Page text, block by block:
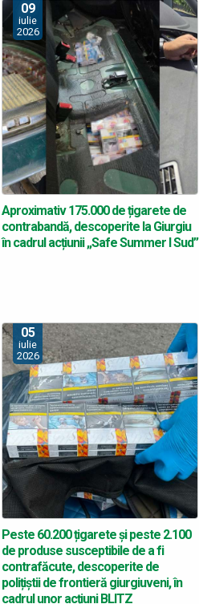
09
iulie
2026
Aproximativ 175.000 de țigarete de
contrabandă, descoperite la Giurgiu
în cadrul acțiunii „Safe Summer I Sud”
05
iulie
2026
Peste 60.200 țigarete și peste 2.100
de produse susceptibile de a fi
contrafăcute, descoperite de
polițiștii de frontieră giurgiuveni, în
cadrul unor acțiuni BLITZ